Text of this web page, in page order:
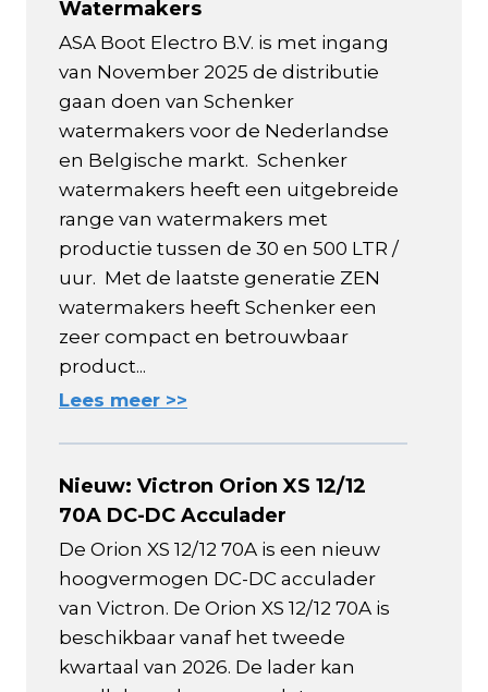
Watermakers
ASA Boot Electro B.V. is met ingang
van November 2025 de distributie
gaan doen van Schenker
watermakers voor de Nederlandse
en Belgische markt. Schenker
watermakers heeft een uitgebreide
range van watermakers met
productie tussen de 30 en 500 LTR /
uur. Met de laatste generatie ZEN
watermakers heeft Schenker een
zeer compact en betrouwbaar
product...
Lees meer >>
Nieuw: Victron Orion XS 12/12
70A DC-DC Acculader
De Orion XS 12/12 70A is een nieuw
hoogvermogen DC-DC acculader
van Victron. De Orion XS 12/12 70A is
beschikbaar vanaf het tweede
kwartaal van 2026. De lader kan